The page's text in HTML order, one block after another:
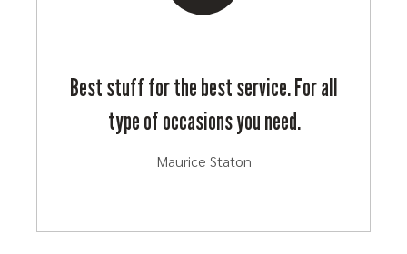
Best stuff for the best service. For all
type of occasions you need.
Maurice Staton